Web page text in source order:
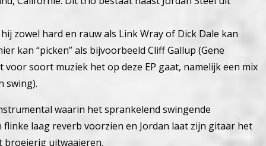
zowel hard en rauw als Link Wray of Dick Dale kan
kan “picken” als bijvoorbeeld Cliff Gallup (Gene
voor soort muziek het op deze EP gaat, namelijk een mix
swing).
waarin het sprankelend swingende
laag reverb voorzien en Jordan laat zijn gitaar het
broeierig uitwaaieren.